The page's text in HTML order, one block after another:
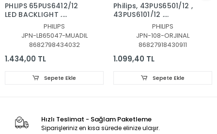
PHLIPS 65PUS6412/12
LED BACKLIGHT ,
65PUS6523,
65PUS6162/12,
65PUS6262,
65PUS6703,
65PUS6753, LED BAR,
LB65047 V1_03,
TPT650UA-QVN06
PHILIPS
JPN-LB65047-MUADIL
8682798434032
1.434,00 TL
Sepete Ekle
Philips, 43PUS6501/12 ,
43PUS6101/12 ,
43PUS6201/12,
43PUS7202,
43PUS6551, LED BAR
TAKIMI, ORJİNALİ
PHILIPS, LB43014, GJ-
PHILIPS
JPN-108-ORJINAL
86827918430911
1.099,40 TL
Sepete Ekle
Hızlı Teslimat - Sağlam Paketleme
Siparişleriniz en kısa sürede elinize ulaşır.